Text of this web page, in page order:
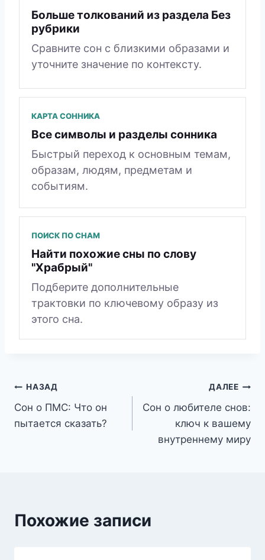
Больше толкований из раздела Без
рубрики
Сравните сон с близкими образами и
уточните значение по контексту.
КАРТА СОННИКА
Все символы и разделы сонника
Быстрый переход к основным темам,
образам, людям, предметам и
событиям.
ПОИСК ПО СНАМ
Найти похожие сны по слову
"Храбрый"
Подберите дополнительные
трактовки по ключевому образу из
этого сна.
Навигация
по
НАЗАД
Сон о ПМС: Что он
пытается сказать?
ДАЛЕЕ
Сон о любителе снов:
ключ к вашему
внутреннему миру
Похожие записи